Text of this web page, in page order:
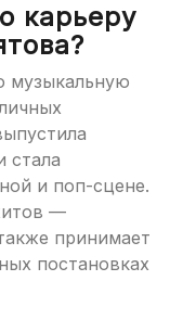
карьеру
музыкальную
стала
и поп-сцене.
—
принимает
постановках